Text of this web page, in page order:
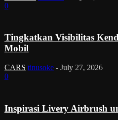
0
Tingkatkan Visibilitas
Mobil
CARS tinusoke - July 27, 2026
0
Inspirasi Livery Airbrush